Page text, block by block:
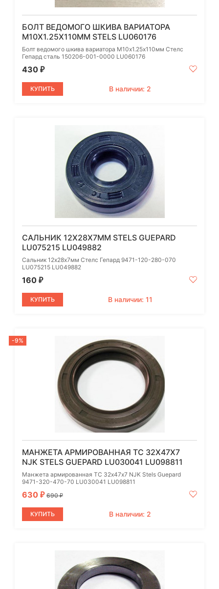
БОЛТ ВЕДОМОГО ШКИВА ВАРИАТОРА
М10Х1.25Х110ММ STELS LU060176
Болт ведомого шкива вариатора М10х1.25х110мм Стелс
Гепард сталь 150206-001-0000 LU060176
430 ₽
КУПИТЬ В наличии: 2
САЛЬНИК 12Х28Х7ММ STELS GUEPARD
LU075215 LU049882
Сальник 12х28х7мм Стелс Гепард 9471-120-280-070
LU075215 LU049882
160 ₽
КУПИТЬ В наличии: 11
-9%
МАНЖЕТА АРМИРОВАННАЯ TC 32Х47Х7
NJK STELS GUEPARD LU030041 LU098811
Манжета армированная TC 32х47х7 NJK Stels Guepard
9471-320-470-70 LU030041 LU098811
630 ₽ 690₽
КУПИТЬ В наличии: 2